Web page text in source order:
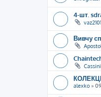
4-шт.
vaz2101
Вивчу
Cassini
alexko »